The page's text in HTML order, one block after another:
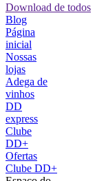
Download de todos
Blog
Página
inicial
Nossas
lojas
Adega de
vinhos
DD
express
Clube
DD+
Ofertas
Clube DD+